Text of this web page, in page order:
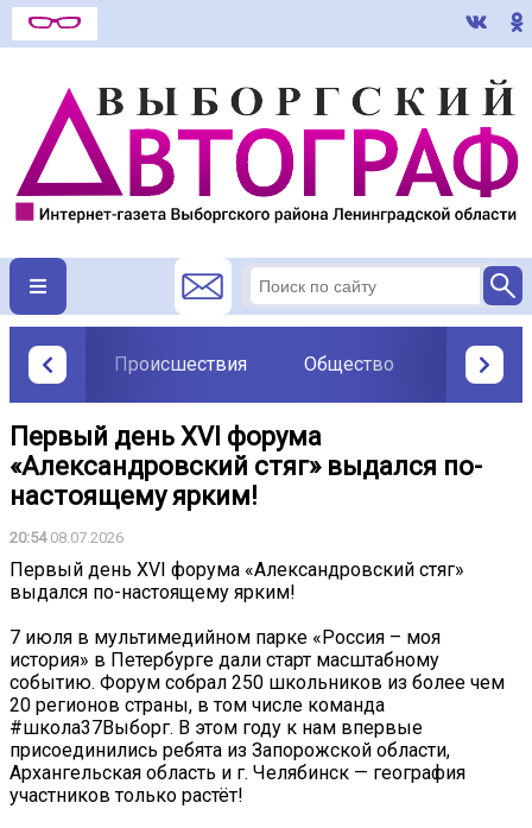
Происшествия Общество
Первый день XVI форума
«Александровский стяг» выдался по-
настоящему ярким!
20:5408.07.2026
Первый день XVI форума «Александровский стяг»
выдался по-настоящему ярким!
7 июля в мультимедийном парке «Россия – моя
история» в Петербурге дали старт масштабному
событию. Форум собрал 250 школьников из более чем
20 регионов страны, в том числе команда
#школа37Выборг. В этом году к нам впервые
присоединились ребята из Запорожской области,
Архангельская область и г. Челябинск — география
участников только растёт!